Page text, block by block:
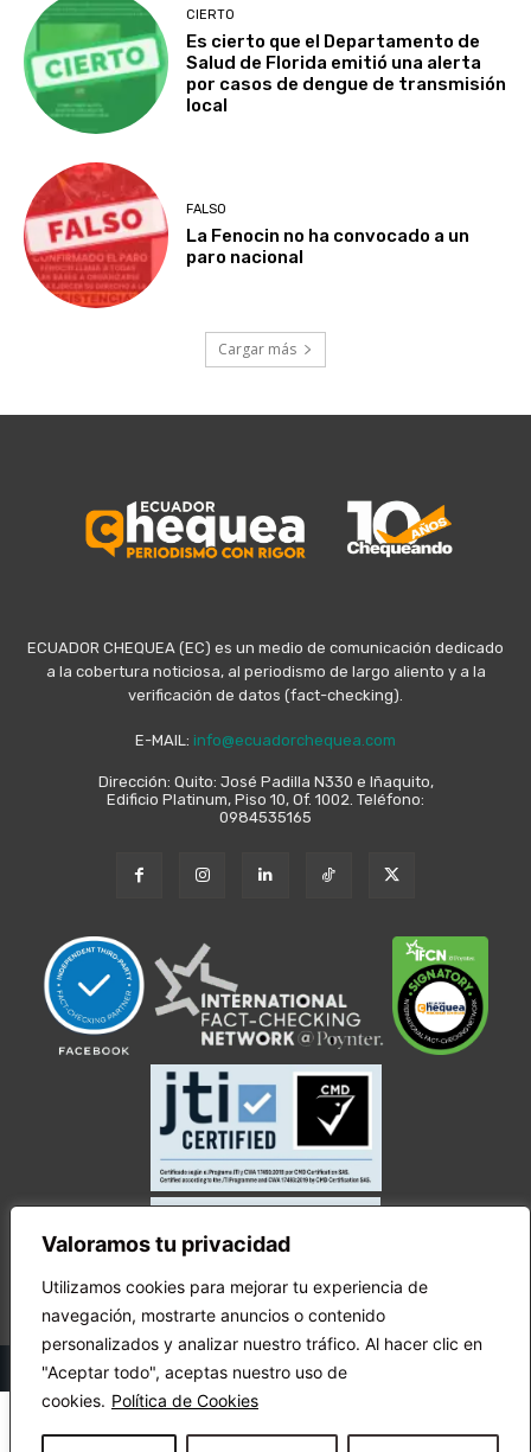
Valoramos tu privacidad
Utilizamos cookies para mejorar tu experiencia de
navegación, mostrarte anuncios o contenido
personalizados y analizar nuestro tráfico. Al hacer clic en
"Aceptar todo", aceptas nuestro uso de
cookies. Política de Cookies
CIERTO
Es cierto que el Departamento de
Salud de Florida emitió una alerta
por casos de dengue de transmisión
local
FALSO
La Fenocin no ha convocado a un
paro nacional
Cargar más
ECUADOR CHEQUEA (EC) es un medio de comunicación dedicado
a la cobertura noticiosa, al periodismo de largo aliento y a la
verificación de datos (fact-checking).
E-MAIL: info@ecuadorchequea.com
Dirección: Quito: José Padilla N330 e Iñaquito,
Edificio Platinum, Piso 10, Of. 1002. Teléfono:
0984535165
© Copyright Ecuador Chequea 2025.